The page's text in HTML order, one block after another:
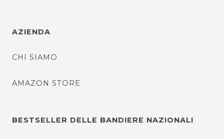
AZIENDA
CHI SIAMO
AMAZON STORE
BESTSELLER DELLE BANDIERE NAZIONALI